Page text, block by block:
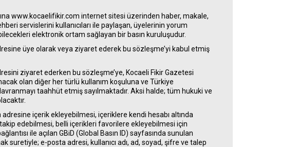
www.kocaelifikir.com internet sitesi üzerinden haber, makale,
servislerini kullanıcıları ile paylaşan, üyelerinin yorum
elektronik ortam sağlayan bir basın kuruluşudur.
üye olarak veya ziyaret ederek bu sözleşme’yi kabul etmiş
ziyaret ederken bu sözleşme’ye, Kocaeli Fikir Gazetesi
olan diğer her türlü kullanım koşuluna ve Türkiye
taahhüt etmiş sayılmaktadır. Aksi halde; tüm hukuki ve
adresine içerik ekleyebilmesi, içeriklere kendi hesabı altında
edebilmesi, belli içerikleri favorilere ekleyebilmesi için
ile açılan GBiD (Global Basın ID) sayfasında sunulan
suretiyle; e-posta adresi, kullanıcı adı, ad, soyad, şifre ve talep